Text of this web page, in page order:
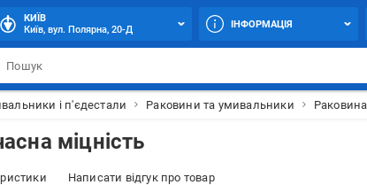
КИЇВ
Київ, вул. Полярна, 20-Д
ІНФОРМАЦІЯ
і п'єдестали Раковини та умивальники Раковина
міцність
Написати відгук про товар